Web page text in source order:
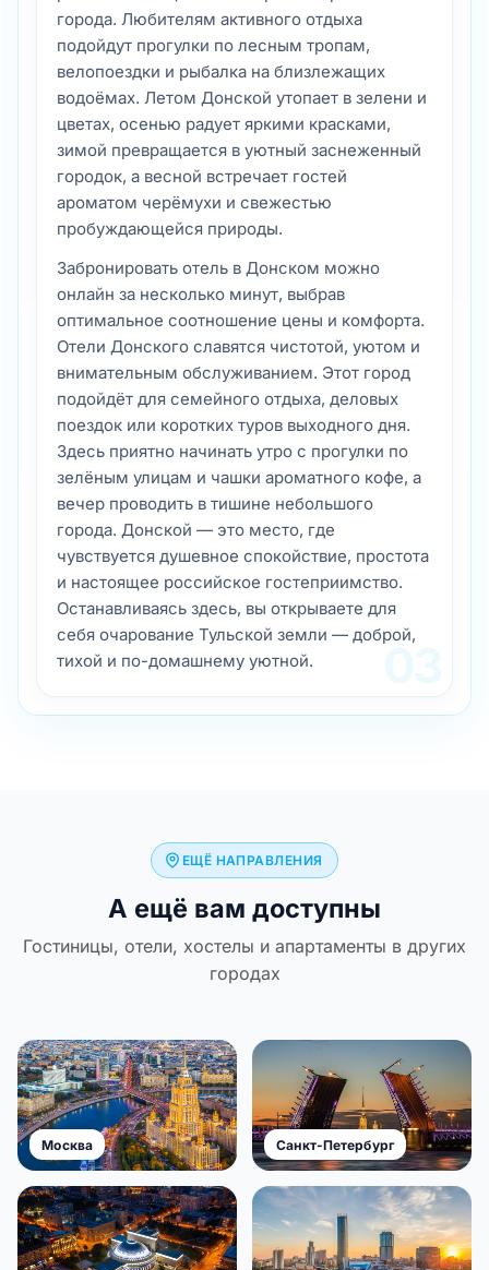
города. Любителям активного отдыха
подойдут прогулки по лесным тропам,
велопоездки и рыбалка на близлежащих
водоёмах. Летом Донской утопает в зелени и
цветах, осенью радует яркими красками,
зимой превращается в уютный заснеженный
городок, а весной встречает гостей
ароматом черёмухи и свежестью
пробуждающейся природы.
Забронировать отель в Донском можно
онлайн за несколько минут, выбрав
оптимальное соотношение цены и комфорта.
Отели Донского славятся чистотой, уютом и
внимательным обслуживанием. Этот город
подойдёт для семейного отдыха, деловых
поездок или коротких туров выходного дня.
Здесь приятно начинать утро с прогулки по
зелёным улицам и чашки ароматного кофе, а
вечер проводить в тишине небольшого
города. Донской — это место, где
чувствуется душевное спокойствие, простота
и настоящее российское гостеприимство.
Останавливаясь здесь, вы открываете для
себя очарование Тульской земли — доброй,
тихой и по-домашнему уютной.
ЕЩЁ НАПРАВЛЕНИЯ
А ещё вам доступны
Гостиницы, отели, хостелы и апартаменты в других
городах
Москва Санкт-Петербург